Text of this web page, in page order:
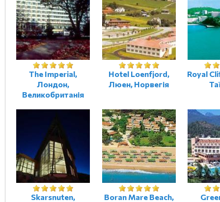
The Imperial,
Лондон,
Великобританія
Hotel Loenfjord,
Люен, Норвегія
Royal
Skarsnuten,
Boran Mare Beach,